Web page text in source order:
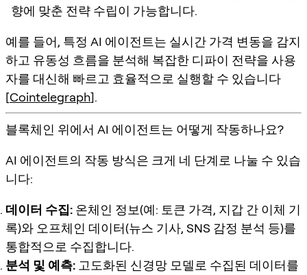
향에 맞춘 전략 수립이 가능합니다.
예를 들어, 특정 AI 에이전트는 실시간 가격 변동을 감지
하고 유동성 흐름을 분석해 복잡한 디파이 전략을 사용
자를 대신해 빠르고 효율적으로 실행할 수 있습니다
[Cointelegraph].
블록체인 위에서 AI 에이전트는 어떻게 작동하나요?
AI 에이전트의 작동 방식은 크게 네 단계로 나눌 수 있습
니다:
데이터 수집: 온체인 정보(예: 토큰 가격, 지갑 간 이체 기
록)와 오프체인 데이터(뉴스 기사, SNS 감정 분석 등)를
통합적으로 수집합니다.
분석 및 예측: 고도화된 신경망 모델로 수집된 데이터를